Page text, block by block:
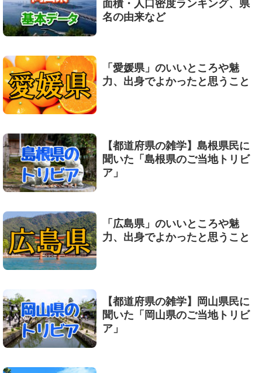
面積・人口密度ランキング、県
名の由来など
「愛媛県」のいいところや魅
力、出身でよかったと思うこと
【都道府県の雑学】島根県民に
聞いた「島根県のご当地トリビ
ア」
「広島県」のいいところや魅
力、出身でよかったと思うこと
【都道府県の雑学】岡山県民に
聞いた「岡山県のご当地トリビ
ア」